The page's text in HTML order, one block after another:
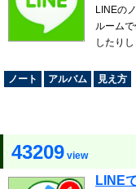
LINEの
ルーム
したり
ノート
アルバム 見え方
43209 view
LINE